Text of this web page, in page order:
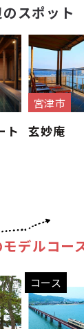
スポット
ト
宮津市
玄妙庵
デルコー
コース